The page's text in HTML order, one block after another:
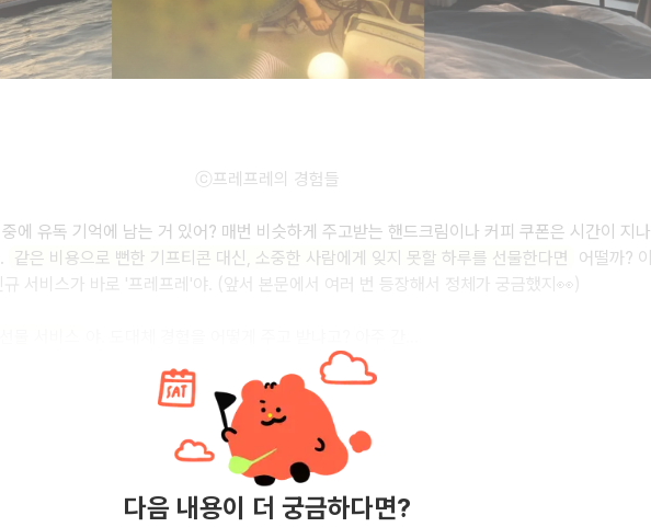
ⓒ프레프레의 경험들
에 유독 기억에 남는 거 있어? 매번 비슷하게 주고받는 핸드크림이나 커피 쿠폰은 시간이 지
같은 비용으로 뻔한 기프티콘 대신, 소중한 사람에게 잊지 못할 하루를 선물한다면 어떨까?
서비스가 바로 '프레프레'야. (앞서 본문에서 여러 번 등장해서 정체가 궁금했지👀)
다음 내용이 더 궁금하다면?